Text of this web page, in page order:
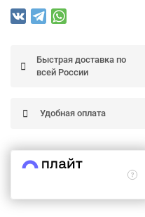
Быстрая доставка по
всей России
Удобная оплата
недель